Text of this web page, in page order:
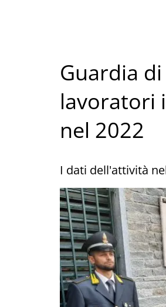
Guardia
lavoratori
nel 2022
I dati dell'attività